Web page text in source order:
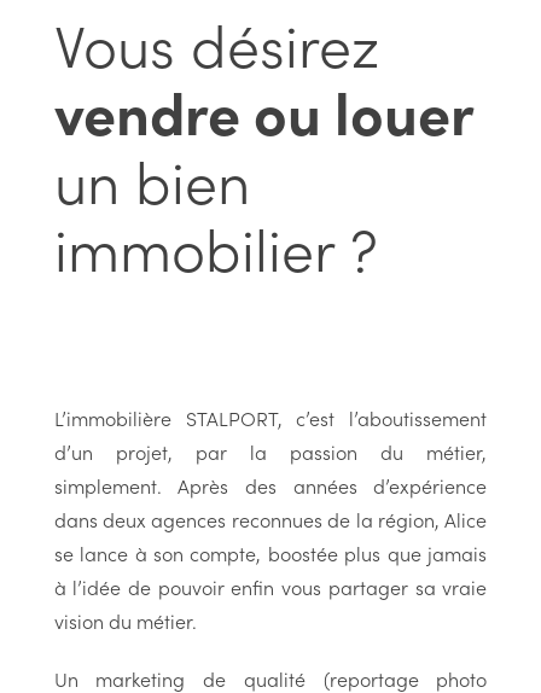
Vous désirez
vendre ou louer
un bien
immobilier ?
L’immobilière STALPORT, c’est l’aboutissement
d’un projet, par la passion du métier,
simplement. Après des années d’expérience
dans deux agences reconnues de la région, Alice
se lance à son compte, boostée plus que jamais
à l’idée de pouvoir enfin vous partager sa vraie
vision du métier.
Un marketing de qualité (reportage photo